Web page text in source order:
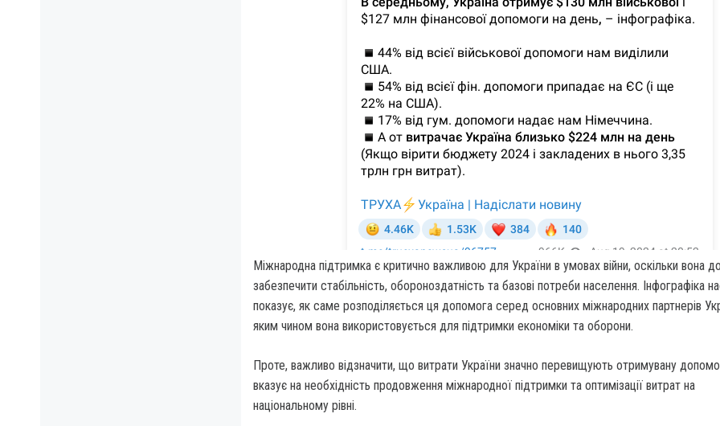
Міжнародна підтримка є критично важливою для України в умовах війни, оскільки вона
забезпечити стабільність, обороноздатність та базові потреби населення. Інфографіка
показує, як саме розподіляється ця допомога серед основних міжнародних партнерів
яким чином вона використовується для підтримки економіки та оборони.
Проте, важливо відзначити, що витрати України значно перевищують отримувану
вказує на необхідність продовження міжнародної підтримки та оптимізації витрат на
національному рівні.